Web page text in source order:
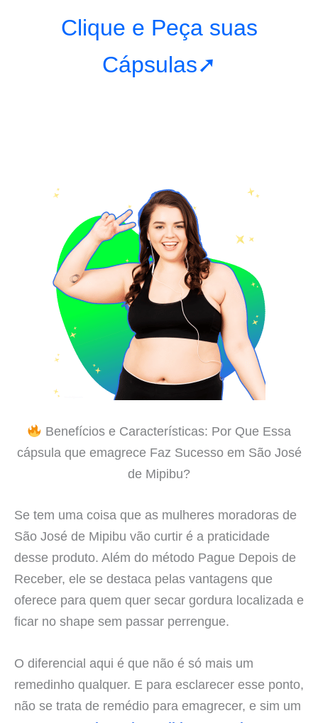
Clique e Peça suas
Cápsulas➚
Benefícios e Características: Por Que Essa
cápsula que emagrece Faz Sucesso em São José
de Mipibu?
Se tem uma coisa que as mulheres moradoras de
São José de Mipibu vão curtir é a praticidade
desse produto. Além do método Pague Depois de
Receber, ele se destaca pelas vantagens que
oferece para quem quer secar gordura localizada e
ficar no shape sem passar perrengue.
O diferencial aqui é que não é só mais um
remedinho qualquer. E para esclarecer esse ponto,
não se trata de remédio para emagrecer, e sim um